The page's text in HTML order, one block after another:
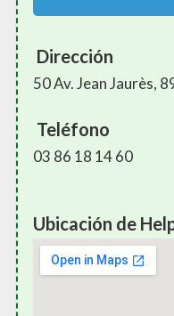
Dirección
50 Av. Jean Jaurès,
Teléfono
03 86 18 14 60
Ubicación de